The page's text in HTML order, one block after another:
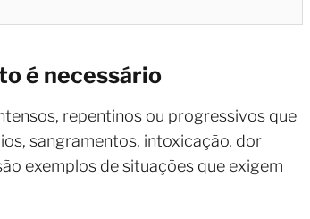
é necessário
repentinos ou progressivos que
sangramentos, intoxicação, dor
exemplos de situações que exigem